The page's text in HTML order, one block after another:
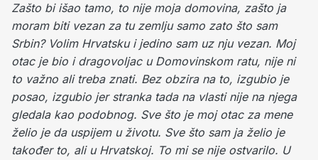
Zašto bi išao tamo, to nije moja domovina, zašto ja
moram biti vezan za tu zemlju samo zato što sam
Srbin? Volim Hrvatsku i jedino sam uz nju vezan. Moj
otac je bio i dragovoljac u Domovinskom ratu, nije ni
to važno ali treba znati. Bez obzira na to, izgubio je
posao, izgubio jer stranka tada na vlasti nije na njega
gledala kao podobnog. Sve što je moj otac za mene
želio je da uspijem u životu. Sve što sam ja želio je
također to, ali u Hrvatskoj. To mi se nije ostvarilo. U